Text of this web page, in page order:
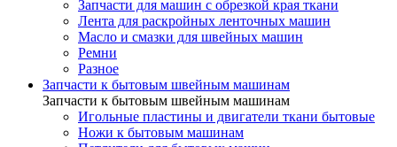
Запчасти для машин с обрезкой края ткани
Лента для раскройных ленточных машин
Масло и смазки для швейных машин
Ремни
Разное
Запчасти к бытовым швейным машинам
Запчасти к бытовым швейным машинам
Игольные пластины и двигатели ткани бытовые
Ножи к бытовым машинам